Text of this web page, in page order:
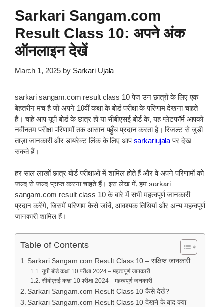
Sarkari Sangam.com
Result Class 10: अपने अंक
ऑनलाइन देखें
March 1, 2025 by Sarkari Ujala
sarkari sangam.com result class 10 पेज उन छात्रों के लिए एक
बेहतरीन मंच है जो अपने 10वीं कक्षा के बोर्ड परीक्षा के परिणाम देखना चाहते
हैं। चाहे आप यूपी बोर्ड के छात्र हों या सीबीएसई बोर्ड के, यह प्लेटफॉर्म आपको
नवीनतम परीक्षा परिणामों तक आसान पहुँच प्रदान करता है। रिजल्ट से जुड़ी
ताज़ा जानकारी और डायरेक्ट लिंक के लिए आपsarkariujalaपर देख
सकते हैं।
हर साल लाखों छात्र बोर्ड परीक्षाओं में शामिल होते हैं और वे अपने परिणामों को
जल्द से जल्द प्राप्त करना चाहते हैं। इस लेख में, हम sarkari
sangam.com result class 10 के बारे में सभी महत्वपूर्ण जानकारी
प्रदान करेंगे, जिसमें परिणाम कैसे जांचें, आवश्यक तिथियां और अन्य महत्वपूर्ण
जानकारी शामिल हैं।
Table of Contents
Sarkari Sangam.com Result Class 10 – संक्षिप्त जानकारी
यूपी बोर्ड कक्षा 10 परीक्षा 2024 – महत्वपूर्ण जानकारी
सीबीएसई कक्षा 10 परीक्षा 2024 – महत्वपूर्ण जानकारी
Sarkari Sangam.com Result Class 10 कैसे देखें?
Sarkari Sangam.com Result Class 10 देखने के बाद क्या